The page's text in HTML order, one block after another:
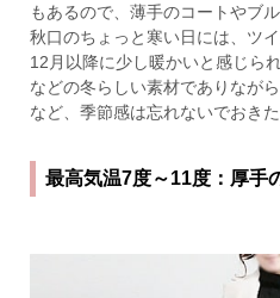
もあるので、薄手のコートやブ
秋口のちょっと寒い日には、ツ
12月以降に少し暖かいと感じら
などの冬らしい素材でありなが
など、季節感は忘れないでおきた
最高気温7度～11度：厚手